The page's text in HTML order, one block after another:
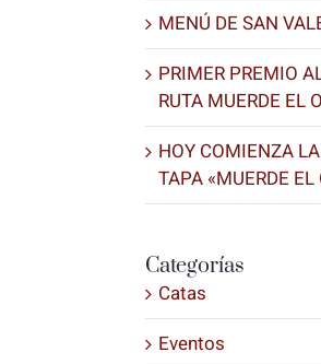
MENÚ DE SAN
PRIMER PREMIO
RUTA MUERDE EL
HOY COMIENZA
TAPA «MUERDE EL
Categorías
Catas
Eventos